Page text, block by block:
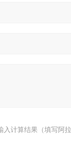
入计算结果（填写阿